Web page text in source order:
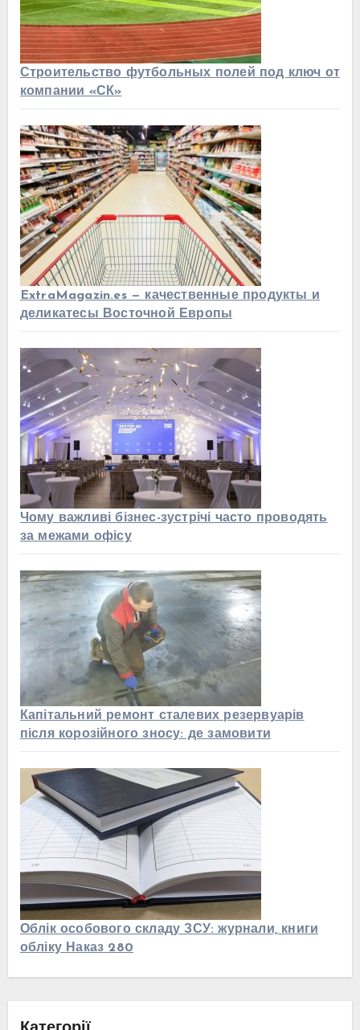
Строительство футбольных полей под ключ от
компании «СК»
ExtraMagazin.es — качественные продукты и
деликатесы Восточной Европы
Чому важливі бізнес-зустрічі часто проводять
за межами офісу
Капітальний ремонт сталевих резервуарів
після корозійного зносу: де замовити
Облік особового складу ЗСУ: журнали, книги
обліку Наказ 280